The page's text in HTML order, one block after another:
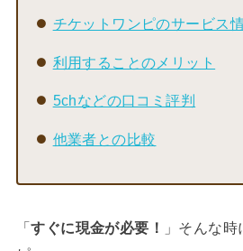
チケットワンピのサービス
利用することのメリット
5chなどの口コミ評判
他業者との比較
「すぐに現金が必要！
」そんな